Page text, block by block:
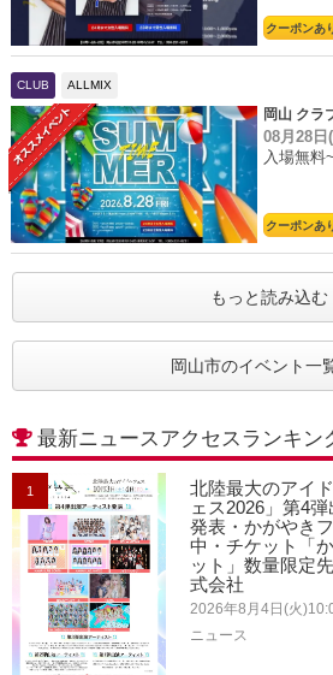
クーポンあ
CLUB ALLMIX
岡山 クラ
08月28日
入場無料~
クーポンあ
もっと読み込む
岡山市のイベント一
最新ニュースアクセスランキン
1
北陸最大のアイ
ェス2026」第4
発表・かがやき
中・チケット「
ット」数量限定
式会社
2026年8月4日(火
ニュース